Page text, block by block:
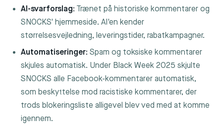
AI-svarforslag: Trænet på historiske kommentarer og
SNOCKS' hjemmeside. AI'en kender
størrelsesvejledning, leveringstider, rabatkampagner.
Automatiseringer: Spam og toksiske kommentarer
skjules automatisk. Under Black Week 2025 skjulte
SNOCKS alle Facebook-kommentarer automatisk,
som beskyttelse mod racistiske kommentarer, der
trods blokeringsliste alligevel blev ved med at komme
igennem.